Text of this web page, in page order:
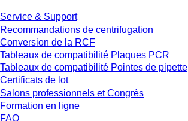
Service & Support
Recommandations de centrifugation
Conversion de la RCF
Tableaux de compatibilité Plaques PCR
Tableaux de compatibilité Pointes de pipette
Certificats de lot
Salons professionnels et Congrès
Formation en ligne
FAQ